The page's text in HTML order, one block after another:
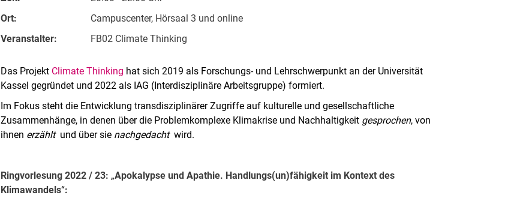
Ort:
Campuscenter, Hörsaal 3 und online
Veranstalter:
FB02 Cli­ma­te Thin­king
Das Projekt Climate Thinking hat sich 2019 als Forschungs- und Lehrschwerpunkt an der Universität
Kassel gegründet und 2022 als IAG (Interdisziplinäre Arbeitsgruppe) formiert.
Im Fokus steht die Entwicklung transdisziplinärer Zugriffe auf kulturelle und gesellschaftliche
Zusammenhänge, in denen über die Problemkomplexe Klimakrise und Nachhaltigkeit gesprochen, von
ihnen erzählt und über sie nachgedachtwird.
Ringvorlesung 2022 / 23: „Apokalypse und Apathie. Handlungs(un)fähigkeit im Kontext des
Klimawandels“: